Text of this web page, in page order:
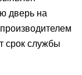
дверь на
срок службы